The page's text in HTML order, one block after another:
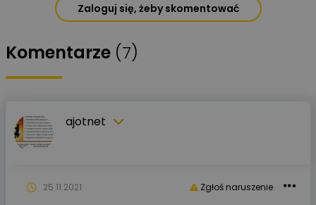
Zaloguj się, żeby skomentować
Komentarze (7)
ajotnet
Zgłoś naruszenie
25.11.2021